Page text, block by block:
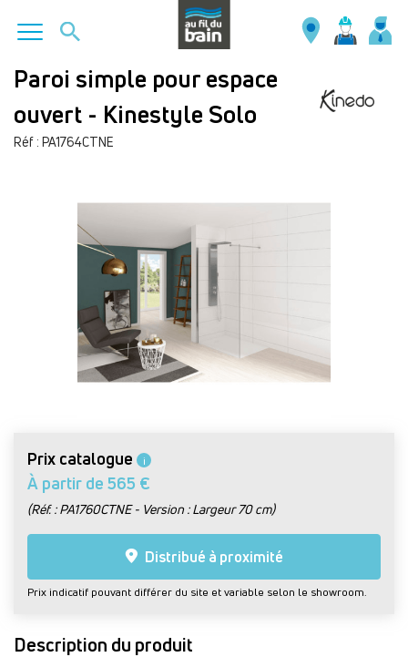
Aller
contenu
principal
Paroi simple pour espace
ouvert - Kinestyle Solo
Réf : PA1764CTNE
Prix catalogue i
À partir de 565 €
(Réf. : PA1760CTNE - Version : Largeur 70 cm)
Distribué à proximité
Prix indicatif pouvant différer du site et variable selon le showroom.
Description du produit